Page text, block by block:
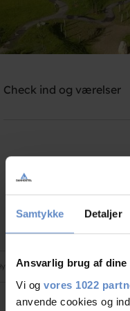
Samtykke Detaljer
Ansvarlig brug af dine
Vi og vores 1022
anvende cookies og
Brug for hjælp? Ring +45
Check ind og værelser
Danhostel
med badeværelse En nat